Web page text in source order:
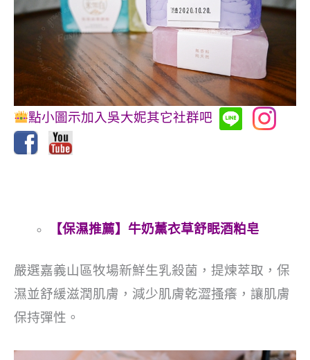
點小圖示加入吳大妮其它社群吧
【保濕推薦】牛奶薰衣草舒眠酒粕皂
嚴選嘉義山區牧場新鮮生乳殺菌，提煉萃取，保
濕並舒緩滋潤肌膚，減少肌膚乾澀搔癢，讓肌膚
保持彈性。